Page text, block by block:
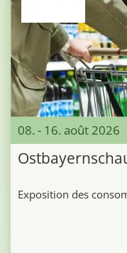
08. - 16. août 2026
Exposition des